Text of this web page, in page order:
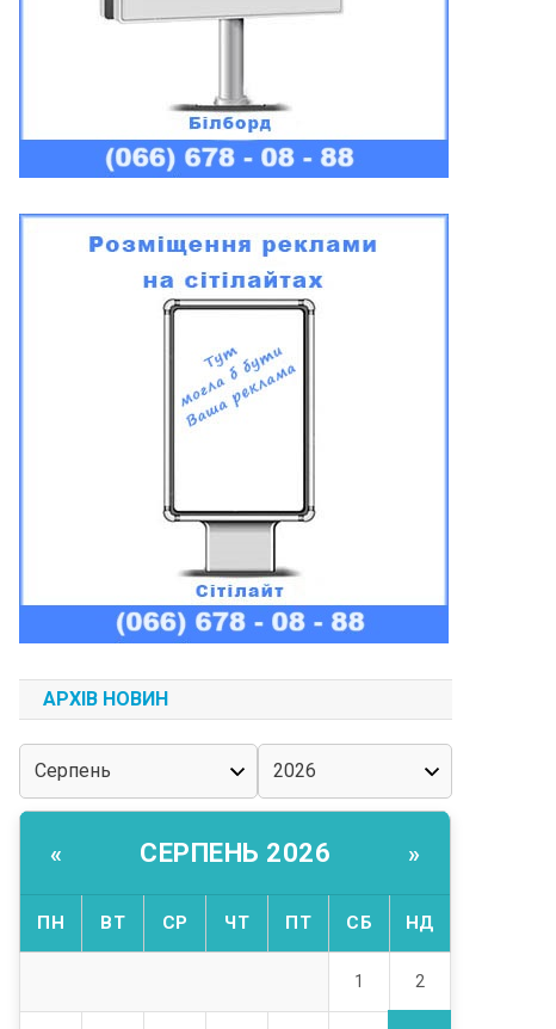
АРХІВ НОВИН
« СЕРПЕНЬ 2026 »
ПН ВТ СР ЧТ ПТ СБ НД
1 2